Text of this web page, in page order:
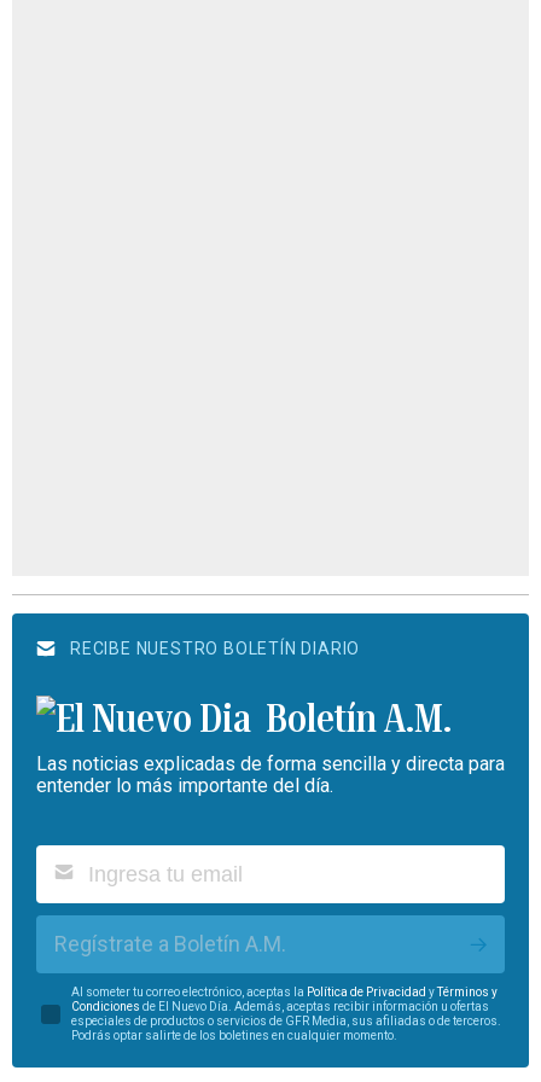
RECIBE NUESTRO BOLETÍN DIARIO
Boletín A.M.
Las noticias explicadas de forma sencilla y directa para
entender lo más importante del día.
Regístrate a Boletín A.M.
Al someter tu correo electrónico, aceptas la Política de Privacidad yTérminos y
Condiciones de El Nuevo Día. Además, aceptas recibir información u ofertas
especiales de productos o servicios de GFR Media, sus afiliadas o de terceros.
Podrás optar salirte de los boletines en cualquier momento.